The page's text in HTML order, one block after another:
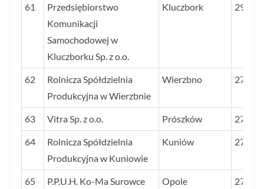
61
Przedsiębiorstwo
Komunikacji
Samochodowej w
Kluczborku Sp. z o.o.
Kluczbork 290
62
Rolnicza Spółdzielnia
Produkcyjna w Wierzbnie
Wierzbno 279
63 Vitra Sp. z o.o. Prószków 279
64
Rolnicza Spółdzielnia
Produkcyjna w Kuniowie
Kuniów 278
65
P.P.U.H. Ko-Ma Surowce
Opole 270